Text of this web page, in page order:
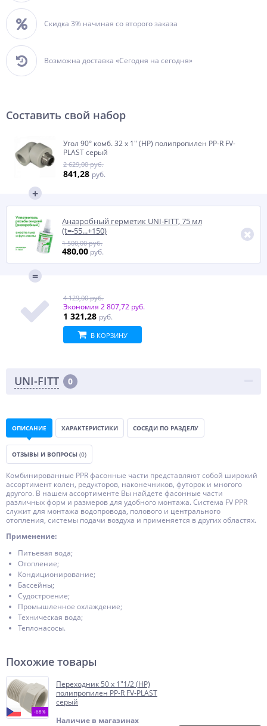
Скидка 3% начиная со второго заказа
Возможна доставка «Сегодня на сегодня»
Составить свой набор
Угол 90° комб. 32 х 1" (НР) полипропилен PP-R FV-
PLAST серый
2 629,00 руб.
841,28 руб.
Анаэробный герметик UNI-FITT, 75 мл
(t=-55...+150)
480,00 руб.
1 500,00 руб.
4 129,00 руб.
Экономия 2 807,72 руб.
1 321,28 руб.
В КОРЗИНУ
UNI-FITT 0
ОПИСАНИЕ ХАРАКТЕРИСТИКИ СОСЕДИ ПО РАЗДЕЛУ
ОТЗЫВЫ И ВОПРОСЫ (0)
Комбинированные PPR фасонные части представляют собой широкий
ассортимент колен, редукторов, наконечников, футорок и многого
другого. В нашем ассортименте Вы найдете фасонные части
различных форм и размеров для удобного монтажа. Система FV PPR
служит для монтажа водопровода, полового и центрального
отопления, системы подачи воздуха и применяется в других областях.
Применение:
Питьевая вода;
Отопление;
Кондиционирование;
Бассейны;
Судостроение;
Промышленное охлаждение;
Техническая вода;
Теплонасосы.
Похожие товары
-68%
Переходник 50 х 1"1/2 (НР)
полипропилен PP-R FV-PLAST
серый
Наличие в магазинах